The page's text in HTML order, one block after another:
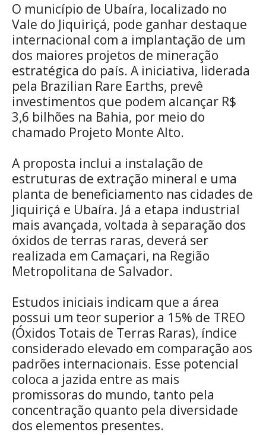
O município de Ubaíra, localizado no
Vale do Jiquiriçá, pode ganhar destaque
internacional com a implantação de um
dos maiores projetos de mineração
estratégica do país. A iniciativa, liderada
pela Brazilian Rare Earths, prevê
investimentos que podem alcançar R$
3,6 bilhões na Bahia, por meio do
chamado Projeto Monte Alto.
A proposta inclui a instalação de
estruturas de extração mineral e uma
planta de beneficiamento nas cidades de
Jiquiriçá e Ubaíra. Já a etapa industrial
mais avançada, voltada à separação dos
óxidos de terras raras, deverá ser
realizada em Camaçari, na Região
Metropolitana de Salvador.
Estudos iniciais indicam que a área
possui um teor superior a 15% de TREO
(Óxidos Totais de Terras Raras), índice
considerado elevado em comparação aos
padrões internacionais. Esse potencial
coloca a jazida entre as mais
promissoras do mundo, tanto pela
concentração quanto pela diversidade
dos elementos presentes.